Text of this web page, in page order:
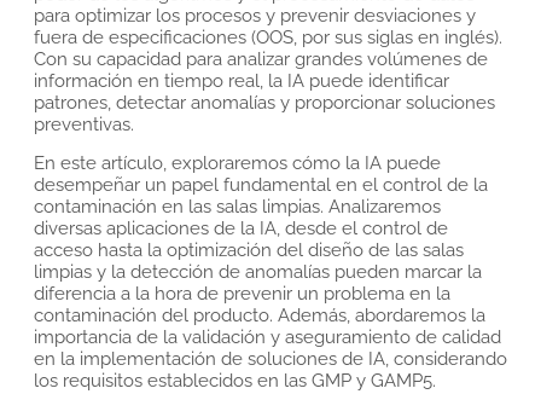
para optimizar los procesos y prevenir desviaciones y
fuera de especificaciones (OOS, por sus siglas en inglés).
Con su capacidad para analizar grandes volúmenes de
información en tiempo real, la IA puede identificar
patrones, detectar anomalías y proporcionar soluciones
preventivas.
En este artículo, exploraremos cómo la IA puede
desempeñar un papel fundamental en el control de la
contaminación en las salas limpias. Analizaremos
diversas aplicaciones de la IA, desde el control de
acceso hasta la optimización del diseño de las salas
limpias y la detección de anomalías pueden marcar la
diferencia a la hora de prevenir un problema en la
contaminación del producto. Además, abordaremos la
importancia de la validación y aseguramiento de calidad
en la implementación de soluciones de IA, considerando
los requisitos establecidos en las GMP y GAMP5.